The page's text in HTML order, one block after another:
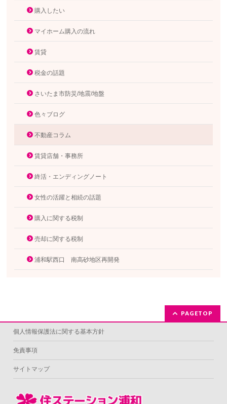
購入したい
マイホーム購入の流れ
賃貸
税金の話題
さいたま市防災/地震/地盤
色々ブログ
不動産コラム
賃貸店舗・事務所
終活・エンディングノート
女性の活躍と相続の話題
購入に関する税制
売却に関する税制
浦和駅西口 南高砂地区再開発
PAGETOP
個人情報保護法に関する基本方針
免責事項
サイトマップ